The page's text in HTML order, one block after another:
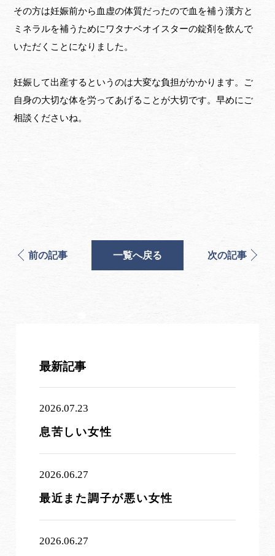
その方は妊娠前から血虚の体質だったので血を補う漢方と
ミネラルを補うためにワタナベオイスターの錠剤を飲んで
いただくことになりました。
妊娠して出産するというのは大変な負担がかかります。ご
自身の大切な体を労ってあげることが大切です。早めにご
相談くださいね。
前の記事 一覧へ戻る 次の記事
最新記事
2026.07.23
息苦しい女性
2026.06.27
最近また調子が悪い女性
2026.06.27